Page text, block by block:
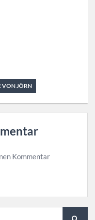
VON JÖRN
Kommentar